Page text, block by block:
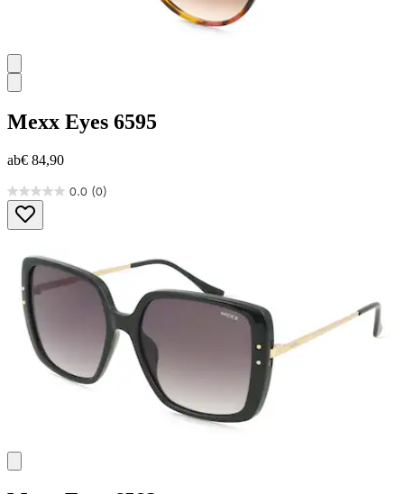
Mexx Eyes 6595
ab€ 84,90
0.0 (0)
0.0
von
5